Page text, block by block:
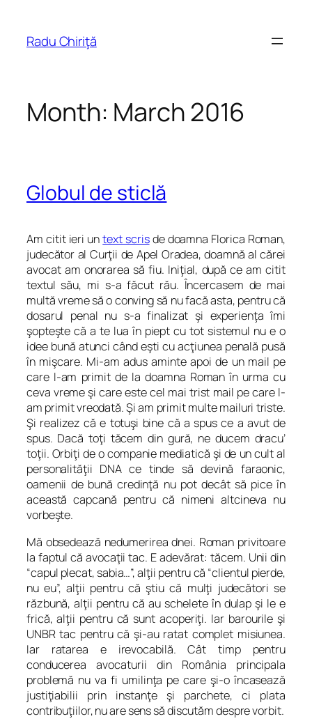
content
Radu Chiriţă
Month: March 2016
Globul de sticlă
Am citit ieri untext scrisde doamna Florica Roman,
judecător al Curţii de Apel Oradea, doamnă al cărei
avocat am onorarea să fiu. Iniţial, după ce am citit
textul său, mi s-a făcut rău. Încercasem de mai
multă vreme să o conving să nu facă asta, pentru că
dosarul penal nu s-a finalizat şi experienţa îmi
şopteşte că a te lua în piept cu tot sistemul nu e o
idee bună atunci când eşti cu acţiunea penală pusă
în mişcare. Mi-am adus aminte apoi de un mail pe
care l-am primit de la doamna Roman în urma cu
ceva vreme şi care este cel mai trist mail pe care l-
am primit vreodată. Şi am primit multe mailuri triste.
Şi realizez că e totuşi bine că a spus ce a avut de
spus. Dacă toţi tăcem din gură, ne ducem dracu’
toţii. Orbiţi de o companie mediatică şi de un cult al
personalităţii DNA ce tinde să devină faraonic,
oamenii de bună credinţă nu pot decât să pice în
această capcană pentru că nimeni altcineva nu
vorbeşte.
Mă obsedează nedumerirea dnei. Roman privitoare
la faptul că avocaţii tac. E adevărat: tăcem. Unii din
“capul plecat, sabia…”, alţii pentru că “clientul pierde,
nu eu”, alţii pentru că ştiu că mulţi judecători se
răzbună, alţii pentru că au schelete în dulap şi le e
frică, alţii pentru că sunt acoperiţi. Iar barourile şi
UNBR tac pentru că şi-au ratat complet misiunea.
Iar ratarea e irevocabilă. Cât timp pentru
conducerea avocaturii din România principala
problemă nu va fi umilinţa pe care şi-o încasează
justiţiabilii prin instanţe şi parchete, ci plata
contribuţiilor, nu are sens să discutăm despre vorbit.